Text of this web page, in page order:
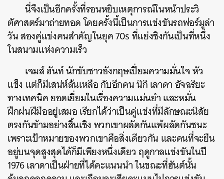
นี่จึงเป็นอีกครั้งที่รอนหยิบเหตุการณ์ในหน้าประวิ
ตัศาสตร์มาถ่ายทอด โดยครั้งนี้เป็นการแข่งขันรถฟอร์มูล่า
วัน สองคู่แข่งคนสำคัญในยุค 70s ที่แย่งชิงกันเป็นที่หนึ่ง
ในสนามแห่งความเร็ว
เจมส์ ฮันท์ นักขับชาวอังกฤษเปี่ยมความมั่นใจ หัว
แข็ง แต่ก็มีเสน่ห์ล้นเหลือ กับอีกคน นิกิ เลาดา อัจฉริยะ
ทางเทคนิค ยอดเยี่ยมในเรื่องความแม่นยำ และหมั่น
ฝึกฝนฝีมืออยู่เสมอ เรียกได้ว่าเป็นคู่แข่งที่มีลักษณะนิสัย
ตรงกันข้ามอย่างสิ้นเชิง พวกเขาผลัดกันแพ้ผลัดกันชนะ
เพราะเป้าหมายของพวกเขาคือสิ่งเดียวกัน และคนที่จะยืน
อยู่บนจุดสูงสุดได้ก็มีเพียงหนึ่งเดียว ฤดูกาลแข่งขันในปี
1976 เลาดาเป็นฝ่ายที่ได้คะแนนนำ ในขณะที่ฮันต์นั้น